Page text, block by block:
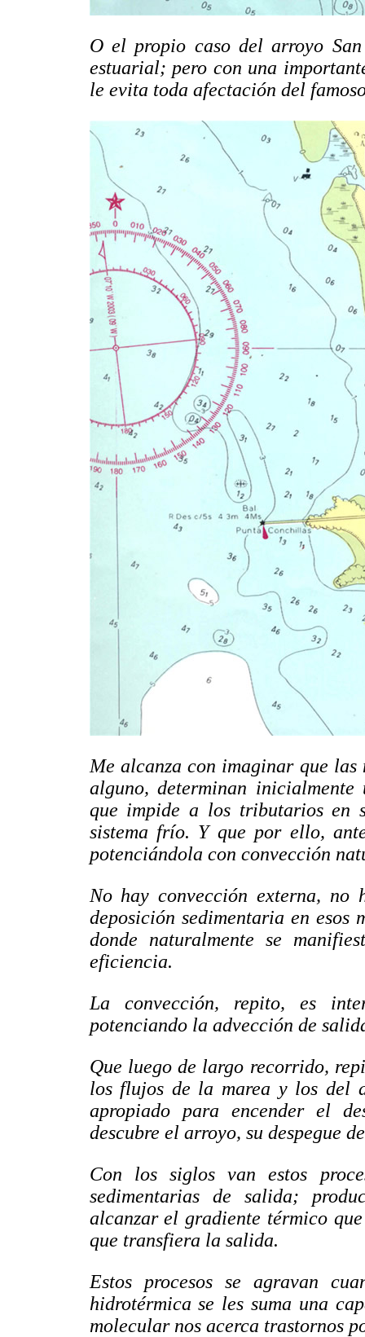
O el propio caso del arroyo
estuarial; pero con una
le evita toda afectación del
Me alcanza con imaginar que las
alguno, determinan
que impide a los tributarios en
sistema frío. Y que por ello,
potenciándola con convección
No hay convección externa, no
deposición sedimentaria en esos
donde naturalmente se
eficiencia.
La convección, repito, es
potenciando la advección de
Que luego de largo recorrido,
los flujos de la marea y los del
apropiado para encender el
descubre el arroyo, su despegue
Con los siglos van estos
sedimentarias de salida;
alcanzar el gradiente térmico
que transfiera la salida.
Estos procesos se agravan
hidrotérmica se les suma una
molecular nos acerca trastornos